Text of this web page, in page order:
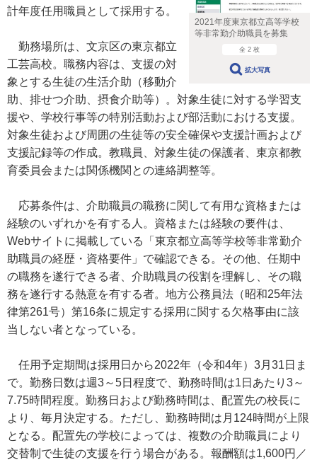
2021年度東京都立高等学校
等非常勤介助職員を募集
全 2 枚
拡大写真
計年度任用職員として採用する。
勤務場所は、文京区の東京都立
工芸高校。職務内容は、支援の対
象とする生徒の生活介助（移動介
助、排せつ介助、摂食介助等）。対象生徒に対する学習支
援や、学校行事等の特別活動および部活動における支援。
対象生徒および周囲の生徒等の安全確保や支援計画および
支援記録等の作成。教職員、対象生徒の保護者、東京都教
育委員会または関係機関との連絡調整等。
応募条件は、介助職員の職務に関して有用な資格または
経験のいずれかを有する人。資格または経験の要件は、
Webサイトに掲載している「東京都立高等学校等非常勤介
助職員の経歴・資格要件」で確認できる。その他、任期中
の職務を遂行できる者、介助職員の役割を理解し、その職
務を遂行する熱意を有する者。地方公務員法（昭和25年法
律第261号）第16条に規定する採用に関する欠格事由に該
当しない者となっている。
任用予定期間は採用日から2022年（令和4年）3月31日ま
で。勤務日数は週3～5日程度で、勤務時間は1日あたり3～
7.75時間程度。勤務日および勤務時間は、配置先の校長に
より、毎月決定する。ただし、勤務時間は月124時間が上限
となる。配置先の学校によっては、複数の介助職員により
交替制で生徒の支援を行う場合がある。報酬額は1,600円／